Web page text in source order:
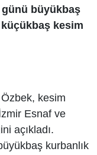
günü büyükbaş
kesim
kesim
Esnaf ve
açıkladı.
kurbanlık